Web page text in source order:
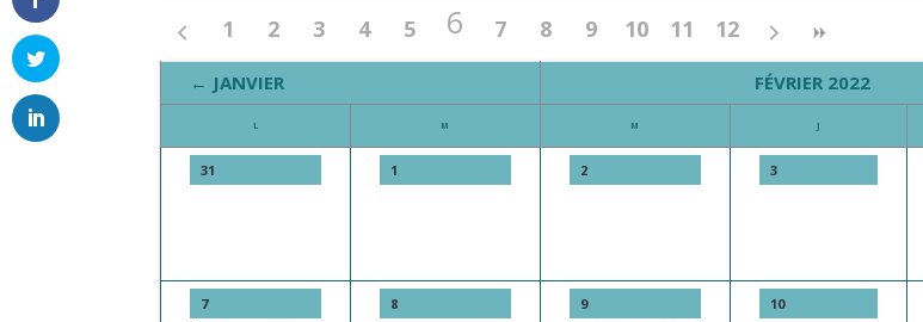
1 2 3 4 5 6 7 8 9 10 11 12
← JANVIER FÉVRIER 2022
L M M J
31 1 2 3
7 8 9 10